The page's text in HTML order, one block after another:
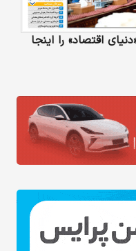
اقتصاد» را اینجا